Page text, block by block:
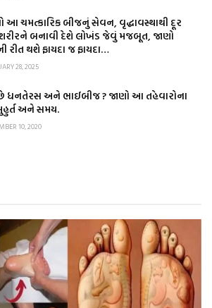
આ ચમત્કારિક બીજનું સેવન, વૃદ્ધાવસ્થાથી દૂર
શરીરને બનાવી દેશે લોખંડ જેવું મજબૂત, જાણો
રીત થશે ફાયદા જ ફાયદા…
28, 2025
ધનતેરસ અને ભાઈબીજ ? જાણો આ તહેવારોના
અને સમય.
10, 2020